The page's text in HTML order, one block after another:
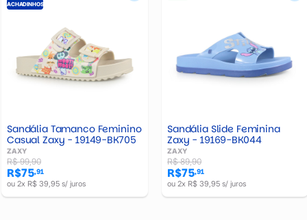
ACHADINHOS
Sandália Tamanco Feminino
Casual Zaxy - 19149-BK705
ZAXY
R$ 99,90
R$75,91
ou 2x R$ 39,95 s/ juros
Sandália Slide Feminina
Zaxy - 19169-BK044
ZAXY
R$ 89,90
R$75,91
ou 2x R$ 39,95 s/ juros